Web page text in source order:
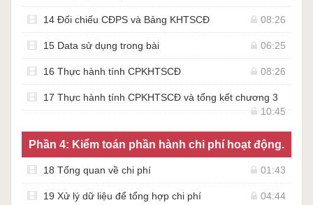
14 Đối chiếu CĐPS và Bảng KHTSCĐ 08:26
15 Data sử dụng trong bài 06:25
16 Thực hành tính CPKHTSCĐ 08:26
17 Thực hành tính CPKHTSCĐ và tổng kết chương 3
10:45
Phần 4: Kiểm toán phần hành chi phí hoạt động.
18 Tổng quan về chi phí 01:43
19 Xử lý dữ liệu để tổng hợp chi phí 04:44